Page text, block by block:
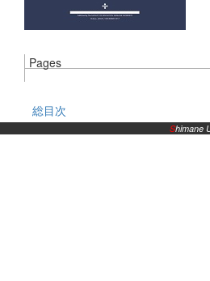
Pages
総目次
Shimane